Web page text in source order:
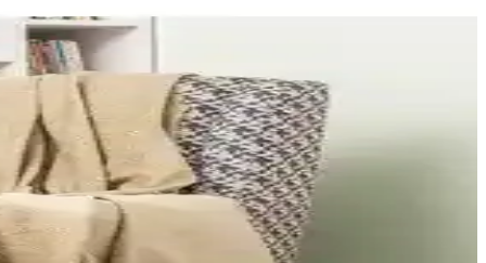
ev ve ofis dekorasyonunu tamamlar.
sunar.
kullanım sunar.